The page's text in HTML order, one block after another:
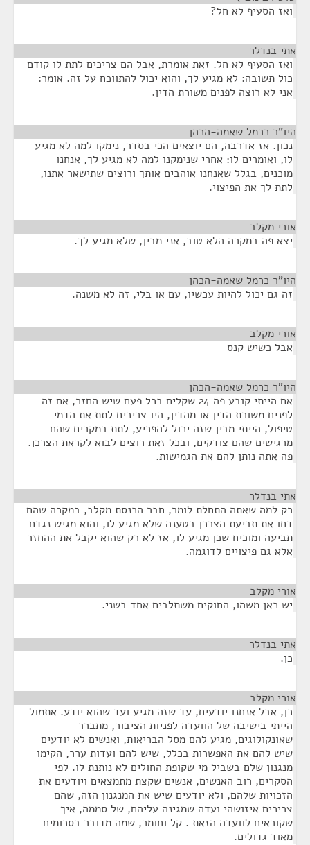
ואז הסעיף לא חל?
אתי בנדלר
ואז הסעיף לא חל. זאת אומרת, אבל הם צריכים לתת לו קודם
כול תשובה: לא מגיע לך, והוא יכול להתווכח על זה. אומר:
אני לא רוצה לפנים משורת הדין.
היו"ר כרמל שאמה-הכהן
נכון. אז אדרבה, הם יוצאים הכי בסדר, נימקו למה לא מגיע
לו, ואומרים לו: אחרי שנימקנו למה לא מגיע לך, אנחנו
מוכנים, בגלל שאנחנו אוהבים אותך ורוצים שתישאר אתנו,
לתת לך את הפיצוי.
אורי מקלב
יצא פה במקרה הלא טוב, אני מבין, שלא מגיע לך.
היו"ר כרמל שאמה-הכהן
זה גם יכול להיות עכשיו, עם או בלי, זה לא משנה.
אורי מקלב
אבל כשיש קנס - - -
היו"ר כרמל שאמה-הכהן
אם הייתי קובע פה 24 שקלים בכל פעם שיש החזר, אם זה
לפנים משורת הדין או מהדין, היו צריכים לתת את הדמי
טיפול, הייתי מבין שזה יכול להפריע, לתת במקרים שהם
מרגישים שהם צודקים, ובכל זאת רוצים לבוא לקראת הצרכן.
פה אתה נותן להם את הגמישות.
אתי בנדלר
רק למה שאתה התחלת לומר, חבר הכנסת מקלב, במקרה שהם
דחו את תביעת הצרכן בטענה שלא מגיע לו, והוא מגיש נגדם
תביעה ומוכיח שכן מגיע לו, אז לא רק שהוא יקבל את ההחזר
אלא גם פיצויים לדוגמה.
אורי מקלב
יש כאן משהו, החוקים משתלבים אחד בשני.
אתי בנדלר
כן.
אורי מקלב
כן, אבל אנחנו יודעים, עד שזה מגיע ועד שהוא יודע. אתמול
הייתי בישיבה של הוועדה לפניות הציבור, מתברר
שאונקולוגים, מגיע להם מסל הבריאות, ואנשים לא יודעים
שיש להם את האפשרות בכלל, שיש להם ועדות ערר, הקימו
מנגנון שלם בשביל מי שקופת החולים לא נותנת לו. לפי
הסקרים, רוב האנשים, אנשים שקצת מתמצאים ויודעים את
הזכויות שלהם, ולא יודעים שיש את המנגנון הזה, שהם
צריכים איזושהי ועדה שמגינה עליהם, של סממה, איך
שקוראים לוועדה הזאת . קל וחומר, שמה מדובר בסכומים
מאוד גדולים.